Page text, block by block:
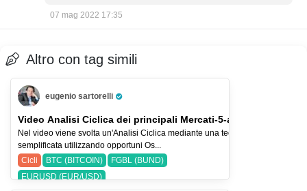
07 mag 2022 17:35
Altro con tag simili
eugenio sartorelli
Pro Trader
Video Analisi Ciclica dei principali Mercati-5-ago-26
Nel video viene svolta un'Analisi Ciclica mediante una tecnica
semplificata utilizzando opportuni Os...
Cicli
BTC (BITCOIN)
FGBL (BUND)
EURUSD (EUR/USD)